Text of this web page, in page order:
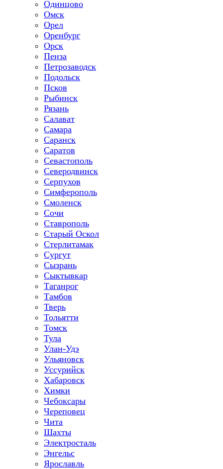
Одинцово
Омск
Орел
Оренбург
Орск
Пенза
Петрозаводск
Подольск
Псков
Рыбинск
Рязань
Салават
Самара
Саранск
Саратов
Севастополь
Северодвинск
Серпухов
Симферополь
Смоленск
Сочи
Ставрополь
Старый Оскол
Стерлитамак
Сургут
Сызрань
Сыктывкар
Таганрог
Тамбов
Тверь
Тольятти
Томск
Тула
Улан-Удэ
Ульяновск
Уссурийск
Хабаровск
Химки
Чебоксары
Череповец
Чита
Шахты
Электросталь
Энгельс
Ярославль